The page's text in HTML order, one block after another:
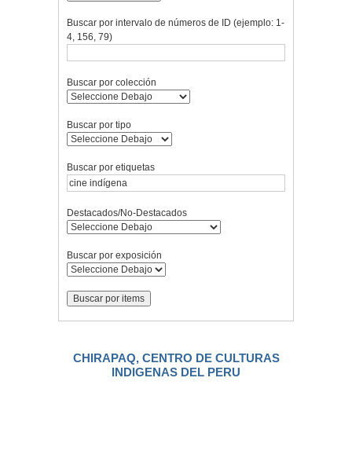
Buscar por intervalo de números de ID (ejemplo: 1-
4, 156, 79)
Buscar por colección
Buscar por tipo
Buscar por etiquetas
Destacados/No-Destacados
Buscar por exposición
CHIRAPAQ, CENTRO DE CULTURAS
INDIGENAS DEL PERU